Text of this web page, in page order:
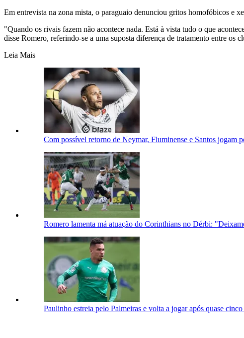
Em entrevista na zona mista, o paraguaio denunciou gritos homofóbicos e
"Quando os rivais fazem não acontece nada. Está à vista tudo o que
disse Romero, referindo-se a uma suposta diferença de tratamento entre os
Leia Mais
Com possível retorno de Neymar, Fluminense e Santos jogam
Romero lamenta má atuação do Corinthians no Dérbi:
Paulinho estreia pelo Palmeiras e volta a jogar após quase cinco